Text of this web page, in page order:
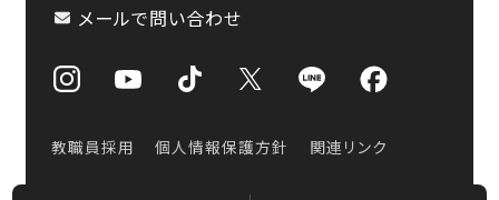
メールで問い合わせ
教職員採用 個人情報保護方針 関連リンク